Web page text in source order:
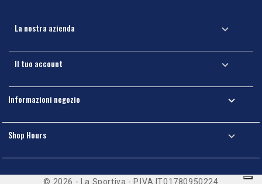
La nostra azienda 
Il tuo account 
Informazioni negozio 
Shop Hours 
© 2026 - La Sportiva - P.IVA IT01780950224